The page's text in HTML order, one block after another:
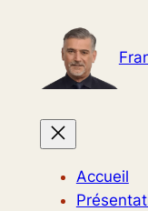
contenu
Accueil